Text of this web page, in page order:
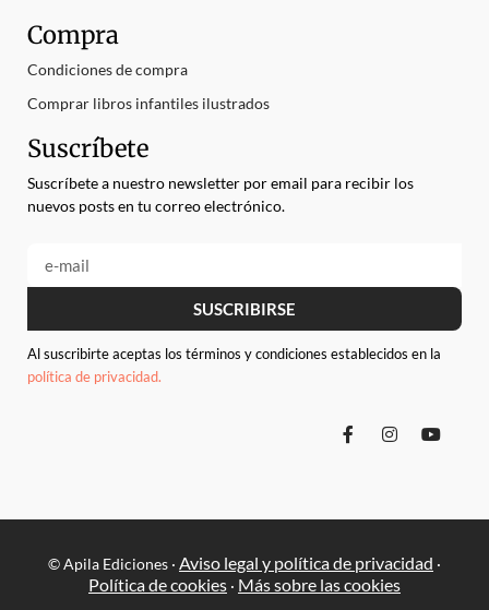
Compra
Condiciones de compra
Comprar libros infantiles ilustrados
Suscríbete
Suscríbete a nuestro newsletter por email para recibir los
nuevos posts en tu correo electrónico.
SUSCRIBIRSE
Al suscribirte aceptas los términos y condiciones establecidos en la
política de privacidad.
© Apila Ediciones · Aviso legal y política de privacidad ·
Política de cookies · Más sobre las cookies